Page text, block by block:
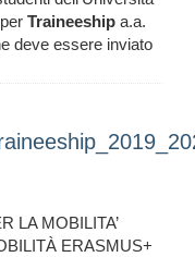
Traineeship a.a.
deve essere inviato
LA MOBILITA’
ERASMUS+